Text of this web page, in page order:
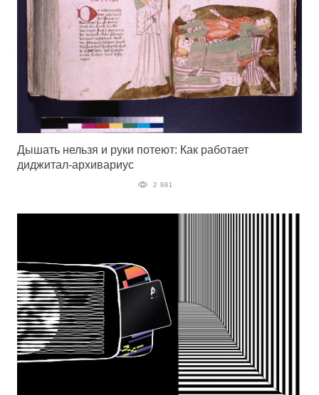
Дышать нельзя и руки потеют: Как работает
диджитал-архивариус
2 981